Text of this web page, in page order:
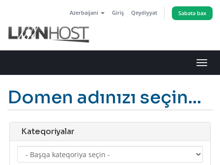
Azerbaijani Giriş Qeydiyyat Səbətə bax
keçid
Domen adınızı seçin...
Kateqoriyalar